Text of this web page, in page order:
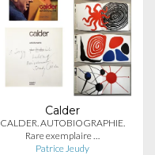
Calder
CALDER. AUTOBIOGRAPHIE.
Rare exemplaire …
Patrice Jeudy